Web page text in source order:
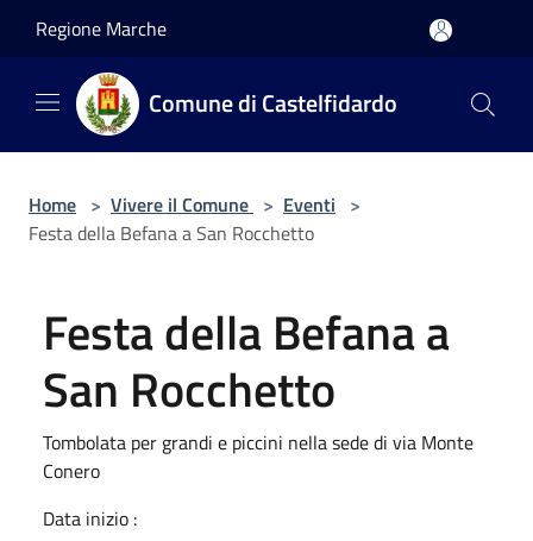
Regione Marche
Comune di Castelfidardo
Home > Vivere il Comune > Eventi >
Festa della Befana a San Rocchetto
Festa della Befana a
San Rocchetto
Tombolata per grandi e piccini nella sede di via Monte
Conero
Data inizio :